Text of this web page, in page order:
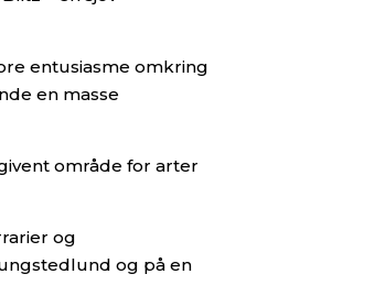
entusiasme omkring
en masse
område for arter
og
og på en